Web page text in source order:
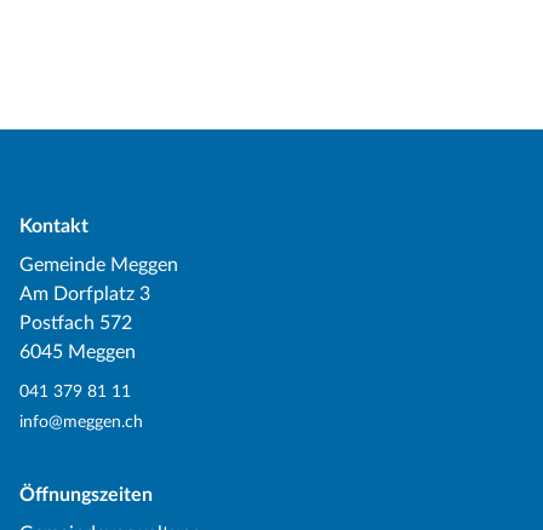
Kontakt
Gemeinde Meggen
Am Dorfplatz 3
Postfach 572
6045 Meggen
041 379 81 11
info@meggen.ch
Öffnungszeiten